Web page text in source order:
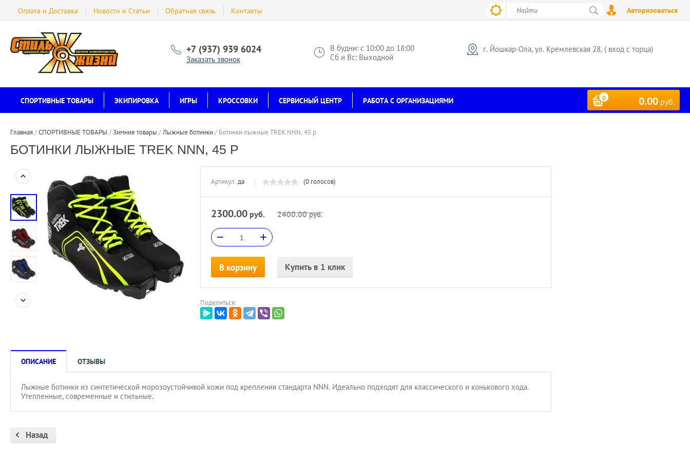
Оплата и Доставка Новости и Статьи Обратная связь Контакты Авторизоваться
+7 (937) 939 6024
Заказать звонок
В будни: с 10:00 до 18:00
Сб и Вс: Выходной
г. Йошкар-Ола, ул. Кремлевская 28, ( вход с торца)
СПОРТИВНЫЕ ТОВАРЫ ЭКИПИРОВКА ИГРЫ КРОССОВКИ СЕРВИСНЫЙ ЦЕНТР РАБОТА С ОРГАНИЗАЦИЯМИ 0 0.00 руб.
Главная / СПОРТИВНЫЕ ТОВАРЫ / Зимние товары / Лыжные ботинки / Ботинки лыжные TREK NNN, 45 р
БОТИНКИ ЛЫЖНЫЕ TREK NNN, 45 Р
Артикул:да (0 голосов)
2300.00 руб. 2400.00руб.
− +
В корзину Купить в 1 клик
Поделиться:
ОПИСАНИЕ ОТЗЫВЫ
Лыжные ботинки из синтетической морозоустойчивой кожи под крепления стандарта NNN. Идеально подходят для классического и конькового хода.
Утепленные, современные и стильные.
Назад